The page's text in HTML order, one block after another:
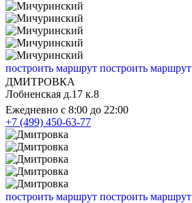
построить маршрут построить маршрут
ДМИТРОВКА
Лобненская д.17 к.8
Ежедневно с 8:00 до 22:00
+7 (499) 450-63-77
построить маршрут построить маршрут